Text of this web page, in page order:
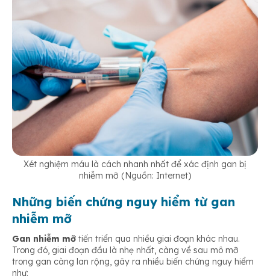
Xét nghiệm máu là cách nhanh nhất để xác định gan bị
nhiễm mỡ (Nguồn: Internet)
Những biến chứng nguy hiểm từ gan
nhiễm mỡ
Gan nhiễm mỡ tiến triển qua nhiều giai đoạn khác nhau.
Trong đó, giai đoạn đầu là nhẹ nhất, càng về sau mô mỡ
trong gan càng lan rộng, gây ra nhiều biến chứng nguy hiểm
như: